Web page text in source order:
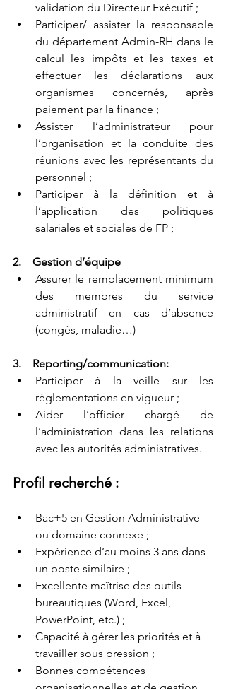
validation du Directeur Exécutif ;
Participer/ assister la responsable
du département Admin-RH dans le
calcul les impôts et les taxes et
effectuer les déclarations aux
organismes concernés, après
paiement par la finance ;
Assister l’administrateur pour
l’organisation et la conduite des
réunions avec les représentants du
personnel ;
Participer à la définition et à
l’application des politiques
salariales et sociales de FP ;
2.    Gestion d’équipe
Assurer le remplacement minimum
des membres du service
administratif en cas d’absence
(congés, maladie…)
3.    Reporting/communication:
Participer à la veille sur les
réglementations en vigueur ;
Aider l’officier chargé de
l’administration dans les relations
avec les autorités administratives.
Profil recherché :
Bac+5 en Gestion Administrative
ou domaine connexe ;
Expérience d’au moins 3 ans dans
un poste similaire ;
Excellente maîtrise des outils
bureautiques (Word, Excel,
PowerPoint, etc.) ;
Capacité à gérer les priorités et à
travailler sous pression ;
Bonnes compétences